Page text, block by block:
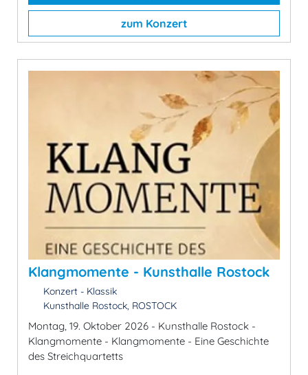
zum Konzert
Klangmomente - Kunsthalle Rostock
Konzert - Klassik
Kunsthalle Rostock, ROSTOCK
Montag, 19. Oktober 2026 - Kunsthalle Rostock -
Klangmomente - Klangmomente - Eine Geschichte
des Streichquartetts